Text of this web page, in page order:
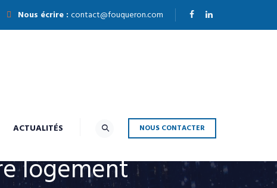
Nous écrire : contact@fouqueron.com
NOUS CONTACTER
ACTUALITÉS
logement